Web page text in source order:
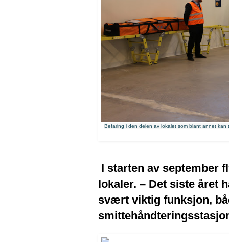
Befaring i den delen av lokalet som blant annet kan
I starten av september
lokaler. – Det siste året
svært viktig funksjon,